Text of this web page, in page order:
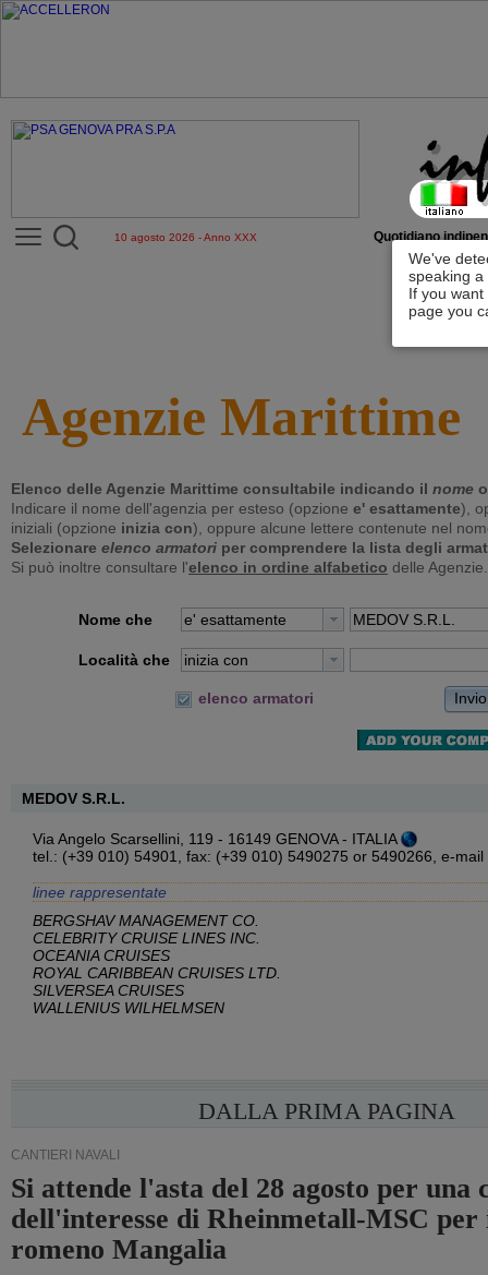
We've
speaking
If you
page you
10 agosto 2026 - Anno XXX Quotidiano
Agenzie Marittime
Elenco delle Agenzie Marittime consultabile indicando il nome
Indicare il nome dell'agenzia per esteso (opzione e' esattamente),
iniziali (opzione inizia con), oppure alcune lettere contenute nel
Selezionare elenco armatori per comprendere la lista degli
Si può inoltre consultare l'elenco in ordine alfabetico delle Agenzie.
Nome che e' esattamente
Località che inizia con
elenco armatori Invio
MEDOV S.R.L.
Via Angelo Scarsellini, 119 - 16149 GENOVA - ITALIA
tel.: (+39 010) 54901, fax: (+39 010) 5490275 or 5490266, e-mail
linee rappresentate
BERGSHAV MANAGEMENT CO.
CELEBRITY CRUISE LINES INC.
OCEANIA CRUISES
ROYAL CARIBBEAN CRUISES LTD.
SILVERSEA CRUISES
WALLENIUS WILHELMSEN
DALLA PRIMA PAGINA
CANTIERI NAVALI
Si attende l'asta del 28 agosto per una
dell'interesse di Rheinmetall-MSC
romeno Mangalia